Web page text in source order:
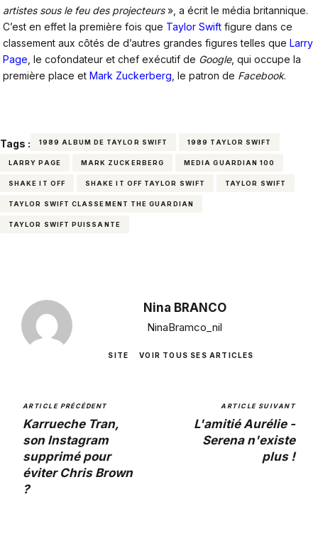
artistes sous le feu des projecteurs», a écrit le média britannique.
C’est en effet la première fois que Taylor Swift figure dans ce
classement aux côtés de d’autres grandes figures telles que Larry
Page , le cofondateur et chef exécutif de Google, qui occupe la
première place et Mark Zuckerberg , le patron de Facebook.
Tags : 1989 ALBUM DE TAYLOR SWIFT 1989 TAYLOR SWIFT
LARRY PAGE MARK ZUCKERBERG MEDIA GUARDIAN 100
SHAKE IT OFF SHAKE IT OFF TAYLOR SWIFT TAYLOR SWIFT
TAYLOR SWIFT CLASSEMENT THE GUARDIAN
TAYLOR SWIFT PUISSANTE
Nina BRANCO
NinaBramco_nil
SITE VOIR TOUS SES ARTICLES
ARTICLE PRÉCÉDENT
Karrueche Tran,
son Instagram
supprimé pour
éviter Chris Brown
?
ARTICLE SUIVANT
L'amitié Aurélie -
Serena n'existe
plus !